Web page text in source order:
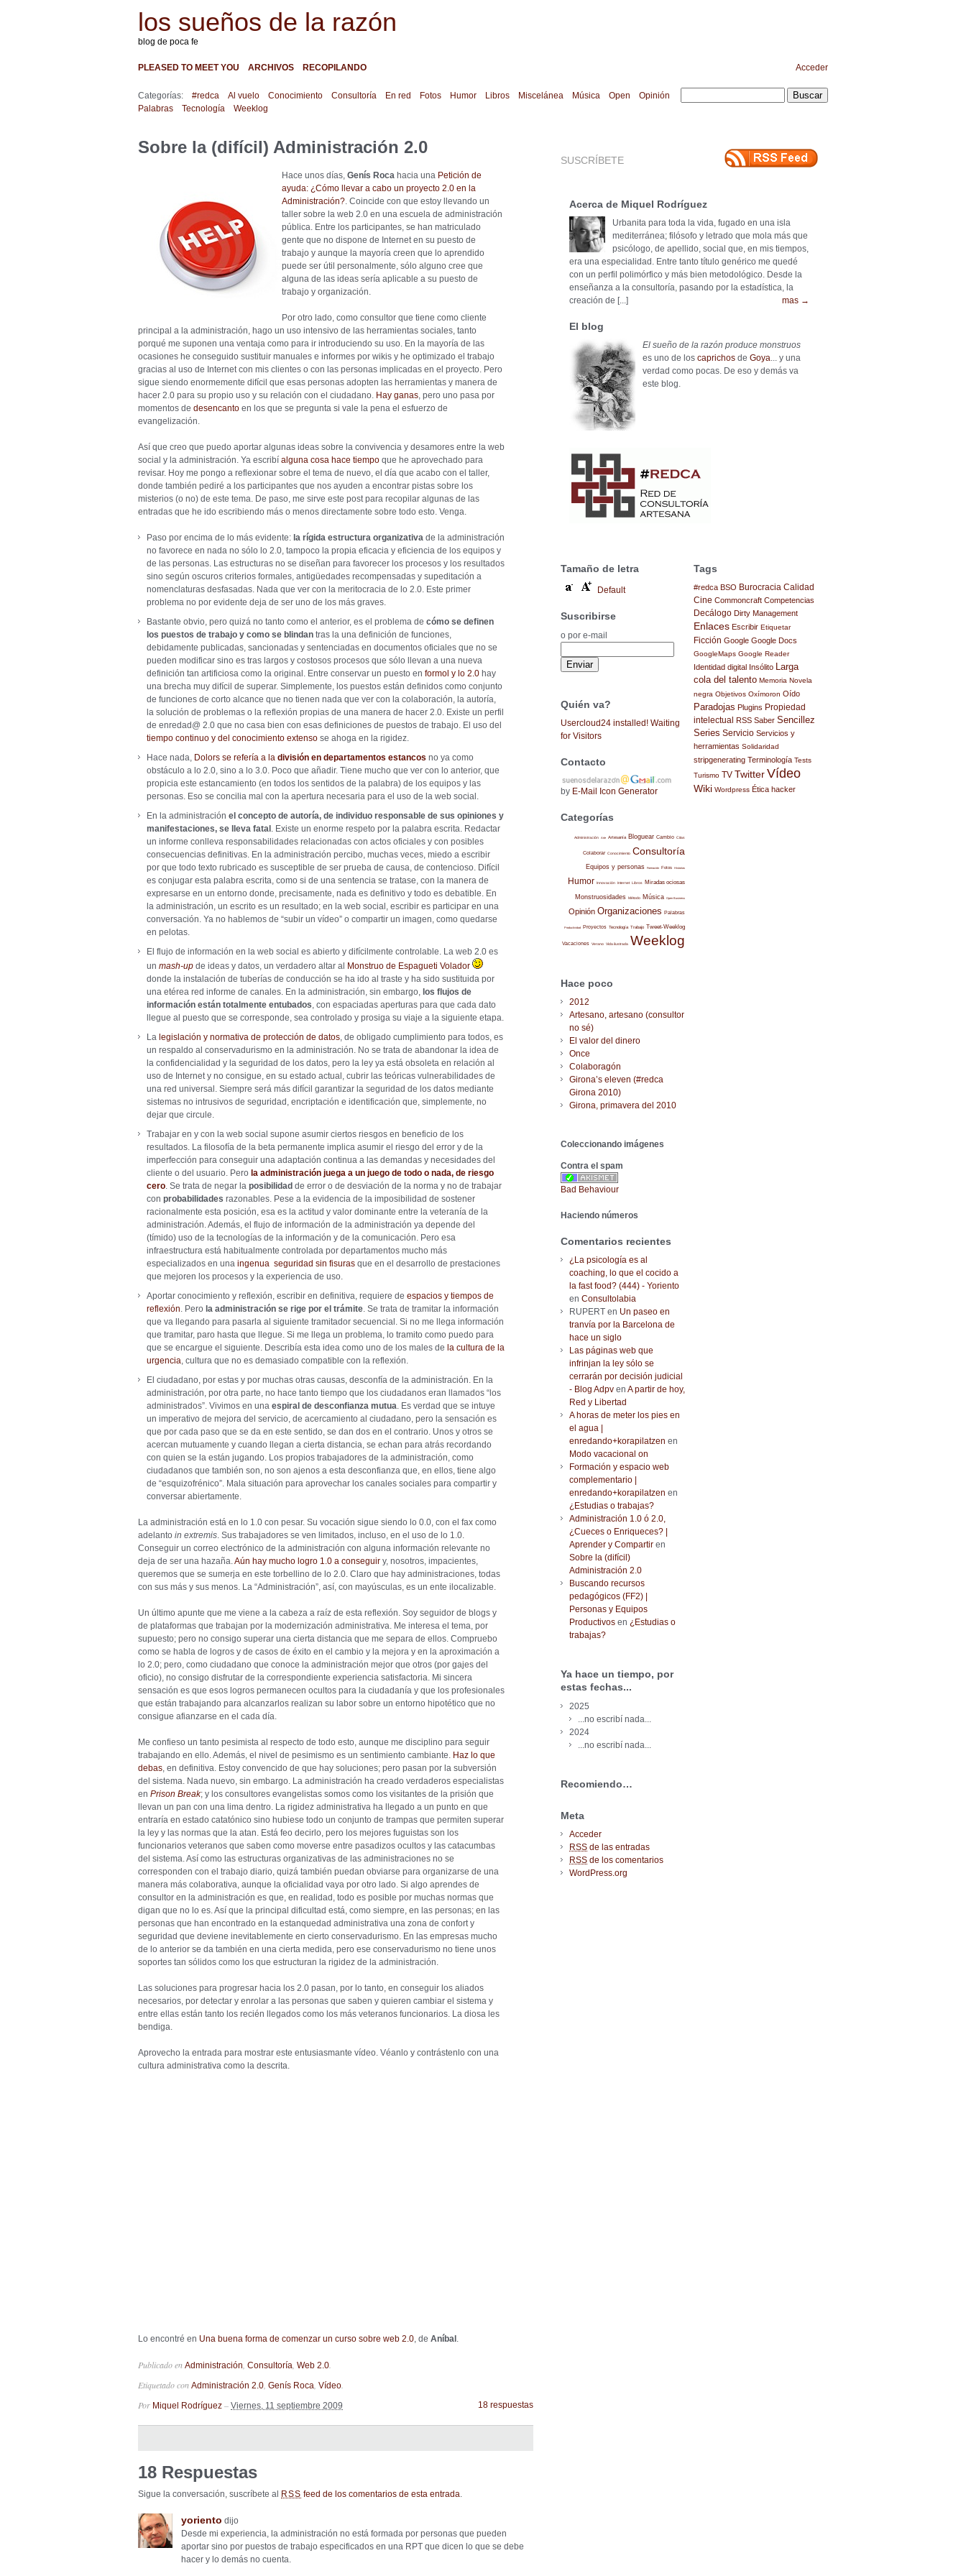
los sueños de la razón
blog de poca fe
PLEASED TO MEET YOU ARCHIVOS RECOPILANDO Acceder
Categorías: #redca Al vuelo Conocimiento Consultoría En red Fotos Humor Libros Miscelánea Música Open
Opinión
Palabras
Tecnología Weeklog
Sobre la (difícil) Administración 2.0
Hace unos días, Genís Roca hacia una Petición de
ayuda: ¿Cómo llevar a cabo un proyecto 2.0 en la
Administración?. Coincide con que estoy llevando un
taller sobre la web 2.0 en una escuela de administración
pública. Entre los participantes, se han matriculado
gente que no dispone de Internet en su puesto de
trabajo y aunque la mayoría creen que lo aprendido
puede ser útil personalmente, sólo alguno cree que
alguna de las ideas sería aplicable a su puesto de
trabajo y organización.
Por otro lado, como consultor que tiene como cliente
principal a la administración, hago un uso intensivo de las herramientas sociales, tanto
porqué me suponen una ventaja como para ir introduciendo su uso. En la mayoría de las
ocasiones he conseguido sustituir manuales e informes por wikis y he optimizado el trabajo
gracias al uso de Internet con mis clientes o con las personas implicadas en el proyecto. Pero
sigue siendo enormemente difícil que esas personas adopten las herramientas y manera de
hacer 2.0 para su propio uso y su relación con el ciudadano. Hay ganas, pero uno pasa por
momentos de desencanto en los que se pregunta si vale la pena el esfuerzo de
evangelización.
Así que creo que puedo aportar algunas ideas sobre la convivencia y desamores entre la web
social y la administración. Ya escribí alguna cosa hace tiempo que he aprovechado para
revisar. Hoy me pongo a reflexionar sobre el tema de nuevo, el día que acabo con el taller,
donde también pediré a los participantes que nos ayuden a encontrar pistas sobre los
misterios (o no) de este tema. De paso, me sirve este post para recopilar algunas de las
entradas que he ido escribiendo más o menos directamente sobre todo esto. Venga.
Paso por encima de lo más evidente: la rígida estructura organizativa de la administración
no favorece en nada no sólo lo 2.0, tampoco la propia eficacia y eficiencia de los equipos y
de las personas. Las estructuras no se diseñan para favorecer los procesos y los resultados
sino según oscuros criterios formales, antigüedades recompensadas y supeditación a
nomenclaturas desfasadas. Nada que ver con la meritocracia de lo 2.0. Este primer
problema no por evidente deja de ser uno de los más graves.
Bastante obvio, pero quizá no tanto como el anterior, es el problema de cómo se definen
los puestos de trabajo y como se blindan tras la una definición de funciones,
debidamente publicadas, sancionadas y sentenciadas en documentos oficiales que no se
pueden modificar sino es tras largos y costosos procesos que sólo llevan a una nueva
definición tan artificiosa como la original. Entre conservar un puesto en formol y lo 2.0 hay
una brecha muy difícil de superar. Simplemente, los puestos están definidos como conjunto
de funciones de corto alcance que no tienen nada que ver con la colaboración, la autoría,
la solución de problemas o la reflexión propias de una manera de hacer 2.0. Existe un perfil
de enredad@ 2.0 que no casa bien con esas definiciones de puestos de trabajo. El uso del
tiempo continuo y del conocimiento extenso se ahoga en la rigidez.
Hace nada, Dolors se refería a la división en departamentos estancos no ya como
obstáculo a lo 2.0, sino a lo 3.0. Poco que añadir. Tiene mucho que ver con lo anterior, que
propicia este estancamiento (en todos los sentidos de la palabra) de los equipos y las
personas. Eso se concilia mal con la apertura necesaria para el uso de la web social.
En la administración el concepto de autoría, de individuo responsable de sus opiniones y
manifestaciones, se lleva fatal . Existe un enorme respeto por la palabra escrita. Redactar
un informe conlleva responsabilidades relacionadas con actos oficiales y con posibles
consecuencias definitivas. En la administración percibo, muchas veces, miedo a escribir
por que todo texto rubricado es susceptible de ser prueba de causa, de contencioso. Difícil
es conjugar esta palabra escrita, como si de una sentencia se tratase, con la manera de
expresarse en un entorno donde, precisamente, nada es definitivo y todo es debatible. En
la administración, un escrito es un resultado; en la web social, escribir es participar en una
conversación. Ya no hablemos de “subir un vídeo” o compartir un imagen, como quedarse
en pelotas.
El flujo de información en la web social es abierto y difícilmente controlable. La web 2.0 es
un mash-up de ideas y datos, un verdadero altar al Monstruo de Espagueti Volador
donde la instalación de tuberías de conducción se ha ido al traste y ha sido sustituida por
una etérea red informe de canales. En la administración, sin embargo, los flujos de
información están totalmente entubados, con espaciadas aperturas para que cada dato
llegue al puesto que se corresponde, sea controlado y prosiga su viaje a la siguiente etapa.
La legislación y normativa de protección de datos, de obligado cumplimiento para todos, es
un respaldo al conservadurismo en la administración. No se trata de abandonar la idea de
la confidencialidad y la seguridad de los datos, pero la ley ya está obsoleta en relación al
uso de Internet y no consigue, en su estado actual, cubrir las teóricas vulnerabilidades de
una red universal. Siempre será más difícil garantizar la seguridad de los datos mediante
sistemas no intrusivos de seguridad, encriptación e identificación que, simplemente, no
dejar que circule.
Trabajar en y con la web social supone asumir ciertos riesgos en beneficio de los
resultados. La filosofía de la beta permanente implica asumir el riesgo del error y de la
imperfección para conseguir una adaptación continua a las demandas y necesidades del
cliente o del usuario. Pero la administración juega a un juego de todo o nada, de riesgo
cero. Se trata de negar la posibilidad de error o de desviación de la norma y no de trabajar
con probabilidades razonables. Pese a la evidencia de la imposibilidad de sostener
racionalmente esta posición, esa es la actitud y valor dominante entre la veteranía de la
administración. Además, el flujo de información de la administración ya depende del
(tímido) uso de la tecnologías de la información y de la comunicación. Pero esa
infraestructura está habitualmente controlada por departamentos mucho más
especializados en una ingenua seguridad sin fisuras que en el desarrollo de prestaciones
que mejoren los procesos y la experiencia de uso.
Aportar conocimiento y reflexión, escribir en definitiva, requiere de espacios y tiempos de
reflexión. Pero la administración se rige por el trámite. Se trata de tramitar la información
que va llegando para pasarla al siguiente tramitador secuencial. Si no me llega información
que tramitar, paro hasta que llegue. Si me llega un problema, lo tramito como puedo para
que se encargue el siguiente. Describía esta idea como uno de los males de la cultura de la
urgencia, cultura que no es demasiado compatible con la reflexión.
El ciudadano, por estas y por muchas otras causas, desconfía de la administración. En la
administración, por otra parte, no hace tanto tiempo que los ciudadanos eran llamados “los
administrados”. Vivimos en una espiral de desconfianza mutua. Es verdad que se intuye
un imperativo de mejora del servicio, de acercamiento al ciudadano, pero la sensación es
que por cada paso que se da en este sentido, se dan dos en el contrario. Unos y otros se
acercan mutuamente y cuando llegan a cierta distancia, se echan para atrás recordando
con quien se la están jugando. Los propios trabajadores de la administración, como
ciudadanos que también son, no son ajenos a esta desconfianza que, en ellos, tiene algo
de “esquizofrénico”. Mala situación para aprovechar los canales sociales para compartir y
conversar abiertamente.
La administración está en lo 1.0 con pesar. Su vocación sigue siendo lo 0.0, con el fax como
adelanto in extremis. Sus trabajadores se ven limitados, incluso, en el uso de lo 1.0.
Conseguir un correo electrónico de la administración con alguna información relevante no
deja de ser una hazaña.Aún hay mucho logro 1.0 a conseguir y, nosotros, impacientes,
queremos que se sumerja en este torbellino de lo 2.0. Claro que hay administraciones, todas
con sus más y sus menos. La “Administración”, así, con mayúsculas, es un ente ilocalizable.
Un último apunte que me viene a la cabeza a raíz de esta reflexión. Soy seguidor de blogs y
de plataformas que trabajan por la modernización administrativa. Me interesa el tema, por
supuesto; pero no consigo superar una cierta distancia que me separa de ellos. Compruebo
como se habla de logros y de casos de éxito en el cambio y la mejora y en la aproximación a
lo 2.0; pero, como ciudadano que conoce la administración mejor que otros (por gajes del
oficio), no consigo disfrutar de la correspondiente experiencia satisfactoria. Mi sincera
sensación es que esos logros permanecen ocultos para la ciudadanía y que los profesionales
que están trabajando para alcanzarlos realizan su labor sobre un entorno hipotético que no
consigue afianzarse en el cada día.
Me confieso un tanto pesimista al respecto de todo esto, aunque me disciplino para seguir
trabajando en ello. Además, el nivel de pesimismo es un sentimiento cambiante. Haz lo que
debas, en definitiva. Estoy convencido de que hay soluciones; pero pasan por la subversión
del sistema. Nada nuevo, sin embargo. La administración ha creado verdaderos especialistas
en Prison Break; y los consultores evangelistas somos como los visitantes de la prisión que
llevan un pan con una lima dentro. La rigidez administrativa ha llegado a un punto en que
entraría en estado catatónico sino hubiese todo un conjunto de trampas que permiten superar
la ley y las normas que la atan. Está feo decirlo, pero los mejores fuguistas son los
funcionarios veteranos que saben como moverse entre pasadizos ocultos y las catacumbas
del sistema. Así como las estructuras organizativas de las administraciones no se
corresponden con el trabajo diario, quizá también puedan obviarse para organizarse de una
manera más colaborativa, aunque la oficialidad vaya por otro lado. Si algo aprendes de
consultor en la administración es que, en realidad, todo es posible por muchas normas que
digan que no lo es. Así que la principal dificultad está, como siempre, en las personas; en las
personas que han encontrado en la estanquedad administrativa una zona de confort y
seguridad que deviene inevitablemente en cierto conservadurismo. En las empresas mucho
de lo anterior se da también en una cierta medida, pero ese conservadurismo no tiene unos
soportes tan sólidos como los que estructuran la rigidez de la administración.
Las soluciones para progresar hacia los 2.0 pasan, por lo tanto, en conseguir los aliados
necesarios, por detectar y enrolar a las personas que saben y quieren cambiar el sistema y
entre ellas están tanto los recién llegados como los más veteranos funcionarios. La diosa les
bendiga.
Aprovecho la entrada para mostrar este entusiasmante vídeo. Véanlo y contrástenlo con una
cultura administrativa como la descrita.
Lo encontré en Una buena forma de comenzar un curso sobre web 2.0, de Aníbal .
Publicado en Administración Consultoría Web 2.0
Etiquetado con Administración 2.0 Genís Roca Vídeo
18 respuestas
Por Miquel Rodríguez – Viernes, 11 septiembre 2009
18 Respuestas
Sigue la conversación, suscríbete al RSS feed de los comentarios de esta entrada.
yoriento dijo
Desde mi experiencia, la administración no está formada por personas que pueden
aportar sino por puestos de trabajo especificados en una RPT que dicen lo que se debe
hacer y lo demás no cuenta.
SUSCRÍBETE
Acerca de Miquel Rodríguez
Urbanita para toda la vida, fugado en una isla
mediterránea; filósofo y letrado que mola más que
psicólogo, de apellido, social que, en mis tiempos,
era una especialidad. Entre tanto título genérico me quedé
con un perfil polimórfico y más bien metodológico. Desde la
enseñanza a la consultoría, pasando por la estadística, la
creación de [...]
mas →
El blog
El sueño de la razón produce monstruos
es uno de los caprichos de Goya... y una
verdad como pocas. De eso y demás va
este blog.
Tamaño de letra
Default
Suscribirse
o por e-mail
Quién va?
Usercloud24 installed! Waiting
for Visitors
Contacto
by E-Mail Icon Generator
Categorías
Administración Arte Artesanía Bloguear Cambio Citas
Colaborar Conocimiento Consultoría
Equipos y personas Formación Fotos Historias
Humor Innovación Internet Libros Miradas ociosas
Monstruosidades Método Música Open Business
Opinión Organizaciones Palabras
Productividad Proyectos Tecnología Trabajo Tweet-Weeklog
Vacaciones Verano Vida ilustrada Weeklog
Hace poco
2012
Artesano, artesano (consultor
no sé)
El valor del dinero
Once
Colaboragón
Girona’s eleven (#redca
Girona 2010)
Girona, primavera del 2010
Coleccionando imágenes
Contra el spam
Bad Behaviour
Haciendo números
Comentarios recientes
¿La psicología es al
coaching, lo que el cocido a
la fast food? (444) - Yoriento
en Consultolabia
RUPERT en Un paseo en
tranvía por la Barcelona de
hace un siglo
Las páginas web que
infrinjan la ley sólo se
cerrarán por decisión judicial
- Blog Adpv en A partir de hoy,
Red y Libertad
A horas de meter los pies en
el agua |
enredando+korapilatzen en
Modo vacacional on
Formación y espacio web
complementario |
enredando+korapilatzen en
¿Estudias o trabajas?
Administración 1.0 ó 2.0,
¿Cueces o Enriqueces? |
Aprender y Compartir en
Sobre la (difícil)
Administración 2.0
Buscando recursos
pedagógicos (FF2) |
Personas y Equipos
Productivos en ¿Estudias o
trabajas?
Ya hace un tiempo, por
estas fechas...
2025
...no escribí nada...
2024
...no escribí nada...
Recomiendo…
Meta
Acceder
RSS de las entradas
RSS de los comentarios
WordPress.org
Tags
#redca BSO Burocracia Calidad
Cine Commoncraft Competencias
Decálogo Dirty Management
Enlaces Escribir Etiquetar
Ficción Google Google Docs
GoogleMaps Google Reader
Identidad digital Insólito Larga
cola del talento Memoria Novela
negra Objetivos Oxímoron Oído
Paradojas Plugins Propiedad
intelectual
RSS Saber Sencillez
Series Servicio Servicios y
herramientas Solidaridad
stripgenerating Terminología Tests
Turismo TV Twitter Vídeo
Wiki Wordpress Ética hacker